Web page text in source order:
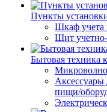
Пункты
Шкаф учета
Щит
Бытовая техника
Аксессуары
пищи/